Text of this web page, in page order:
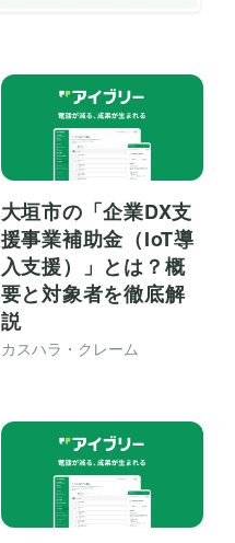
大垣市の「企業DX支
援事業補助金（IoT導
入支援）」とは？概
要と対象者を徹底解
説
カスハラ・クレーム